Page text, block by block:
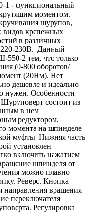
1 - функциональный
моментом.
шурупов,
видов крепежных
в различных
220-230В. Данный
550-2 тем, что только
(0-800 оборотов/
(20Нм). Нет
дешевле и идеально
нужен. Особенности
состоит из
в нем
редуктором,
момента на шпинделе
муфты. Нижняя часть
установлен
включить нажатием
шпинделя от
можно плавно
Реверс. Кнопка
направления вращения
переключателя
Регулировка